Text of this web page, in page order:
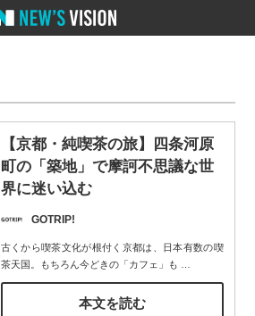
【京都・純喫茶の旅】四条河原
町の「築地」で摩訶不思議な世
界に迷い込む
GOTRIP!
古くから喫茶文化が根付く京都は、日本有数の喫
茶天国。もちろん今どきの「カフェ」も
本文を読む